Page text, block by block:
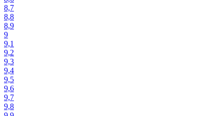
8,7
8,8
8,9
9
9,1
9,2
9,3
9,4
9,5
9,6
9,7
9,8